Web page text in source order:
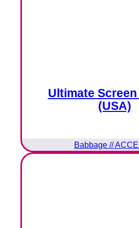
Ultimate
(USA)
Babbage //